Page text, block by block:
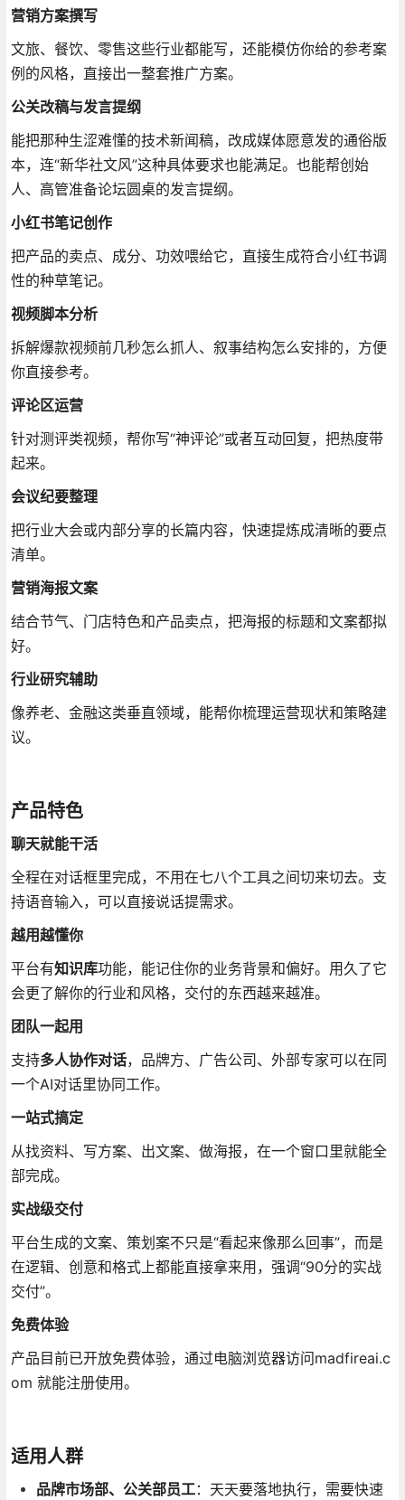
营销方案撰写
文旅、餐饮、零售这些行业都能写，还能模仿你给的参考案
例的风格，直接出一整套推广方案。
公关改稿与发言提纲
能把那种生涩难懂的技术新闻稿，改成媒体愿意发的通俗版
本，连“新华社文风”这种具体要求也能满足。也能帮创始
人、高管准备论坛圆桌的发言提纲。
小红书笔记创作
把产品的卖点、成分、功效喂给它，直接生成符合小红书调
性的种草笔记。
视频脚本分析
拆解爆款视频前几秒怎么抓人、叙事结构怎么安排的，方便
你直接参考。
评论区运营
针对测评类视频，帮你写“神评论”或者互动回复，把热度带
起来。
会议纪要整理
把行业大会或内部分享的长篇内容，快速提炼成清晰的要点
清单。
营销海报文案
结合节气、门店特色和产品卖点，把海报的标题和文案都拟
好。
行业研究辅助
像养老、金融这类垂直领域，能帮你梳理运营现状和策略建
议。
产品特色
聊天就能干活
全程在对话框里完成，不用在七八个工具之间切来切去。支
持语音输入，可以直接说话提需求。
越用越懂你
平台有知识库功能，能记住你的业务背景和偏好。用久了它
会更了解你的行业和风格，交付的东西越来越准。
团队一起用
支持多人协作对话，品牌方、广告公司、外部专家可以在同
一个AI对话里协同工作。
一站式搞定
从找资料、写方案、出文案、做海报，在一个窗口里就能全
部完成。
实战级交付
平台生成的文案、策划案不只是“看起来像那么回事”，而是
在逻辑、创意和格式上都能直接拿来用，强调“90分的实战
交付”。
免费体验
产品目前已开放免费体验，通过电脑浏览器访问madfireai.c
om 就能注册使用。
适用人群
品牌市场部、公关部员工：天天要落地执行，需要快速